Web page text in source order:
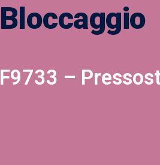
Bloccaggio
F9733 –